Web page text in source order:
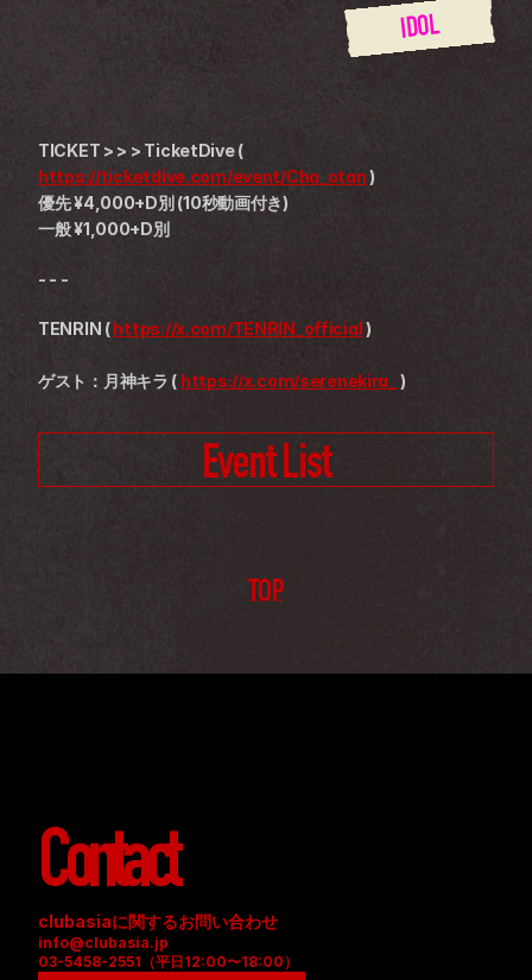
IDOL
https://ticketdive.com/event/Cha_otan )
優先 ¥4,000+D別 (10秒動画付き)
一般 ¥1,000+D別
- - -
TENRIN ( https://x.com/TENRIN_official )
ゲスト：月神キラ ( https://x.com/serenekira_ )
Event List
TOP
Contact
clubasiaに関するお問い合わせ
info@clubasia.jp
03-5458-2551（平日12:00〜18:00）